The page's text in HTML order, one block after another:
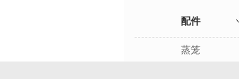
配件
蒸笼